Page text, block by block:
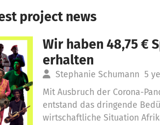
project news
Wir haben 48,75 €
erhalten
Stephanie Schumann 5
Mit Ausbruch der Corona-
entstand das dringende
wirtschaftliche Situation